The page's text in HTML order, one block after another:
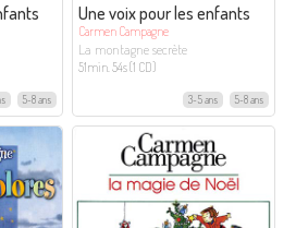
5-8 ans
Une voix pour les enfants
Carmen Campagne
La montagne secrète
51min. 54s (1 CD)
3-5 ans 5-8 ans